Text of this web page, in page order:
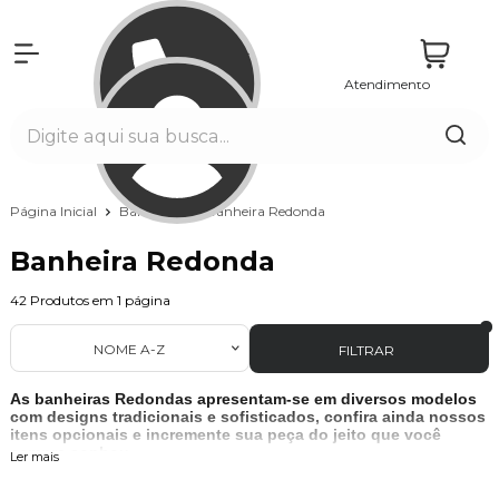
Atendimento
Página Inicial Banheiras Banheira Redonda
Banheira Redonda
42 Produtos em 1 página
FILTRAR
NOME A-Z
As banheiras Redondas apresentam-se em diversos modelos
com designs tradicionais e sofisticados, confira ainda nossos
itens opcionais e incremente sua peça do jeito que você
sempre sonhou.
Ler mais